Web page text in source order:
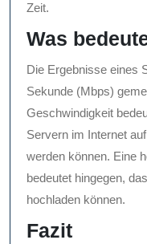
Zeit.
Was
Die Ergebnisse eines
Sekunde (Mbps)
Geschwindigkeit
Servern im Internet
werden können. Eine
bedeutet hingegen,
hochladen können.
Fazit